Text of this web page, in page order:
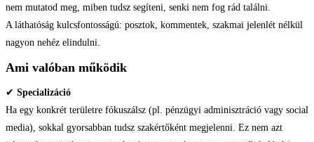
nem mutatod meg, miben tudsz segíteni, senki nem fog rád találni.
A láthatóság kulcsfontosságú: posztok, kommentek, szakmai jelenlét nélkül
nagyon nehéz elindulni.
Ami valóban működik
✔ Specializáció
Ha egy konkrét területre fókuszálsz (pl. pénzügyi adminisztráció vagy social
media), sokkal gyorsabban tudsz szakértőként megjelenni. Ez nem azt